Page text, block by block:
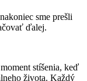
sme prešli
ďalej.
stíšenia, keď
života. Každý